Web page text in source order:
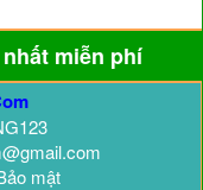
miễn phí
mật